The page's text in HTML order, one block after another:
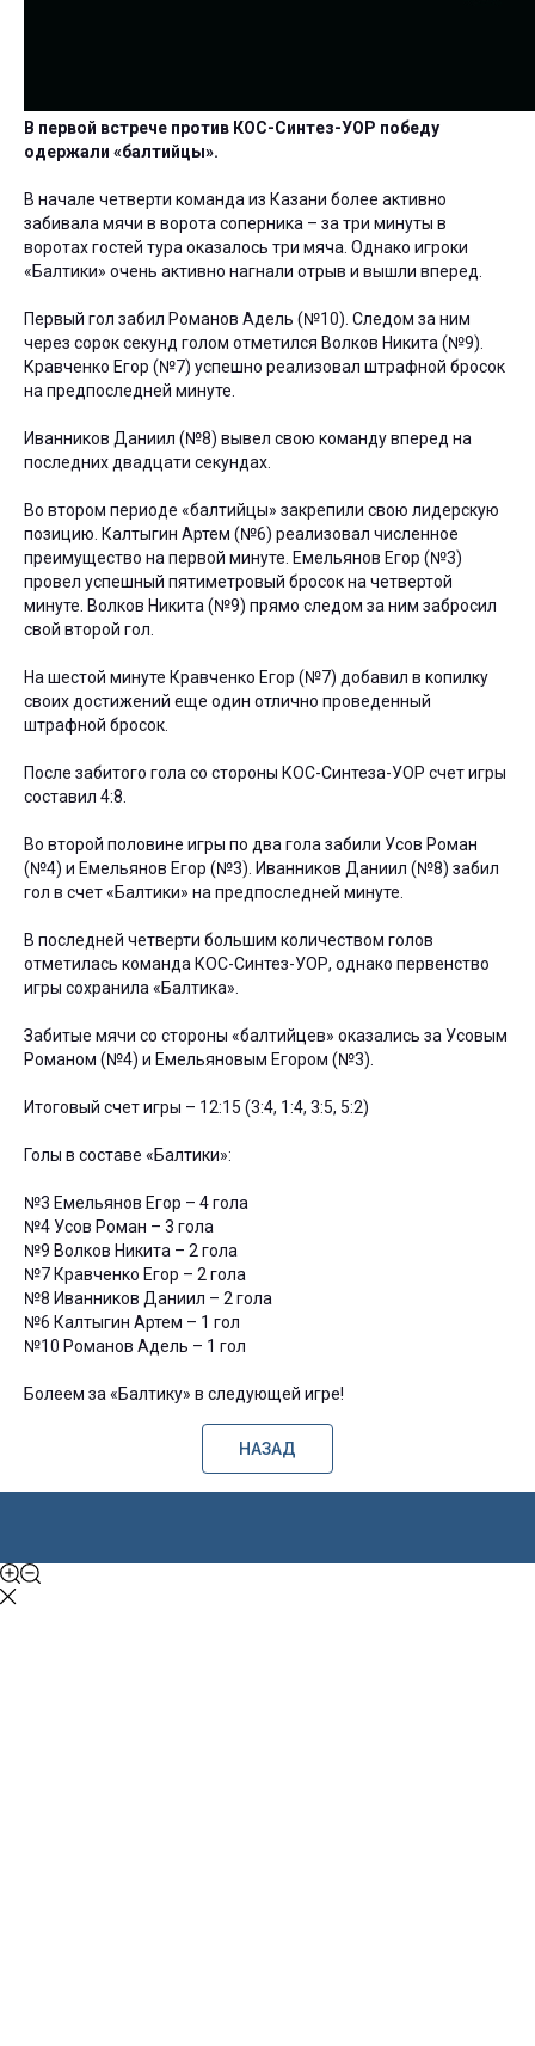
В первой встрече против КОС-Синтез-УОР победу
одержали «балтийцы».
В начале четверти команда из Казани более активно
забивала мячи в ворота соперника – за три минуты в
воротах гостей тура оказалось три мяча. Однако игроки
«Балтики» очень активно нагнали отрыв и вышли вперед.
Первый гол забил Романов Адель (№10). Следом за ним
через сорок секунд голом отметился Волков Никита (№9).
Кравченко Егор (№7) успешно реализовал штрафной бросок
на предпоследней минуте.
Иванников Даниил (№8) вывел свою команду вперед на
последних двадцати секундах.
Во втором периоде «балтийцы» закрепили свою лидерскую
позицию. Калтыгин Артем (№6) реализовал численное
преимущество на первой минуте. Емельянов Егор (№3)
провел успешный пятиметровый бросок на четвертой
минуте. Волков Никита (№9) прямо следом за ним забросил
свой второй гол.
На шестой минуте Кравченко Егор (№7) добавил в копилку
своих достижений еще один отлично проведенный
штрафной бросок.
После забитого гола со стороны КОС-Синтеза-УОР счет игры
составил 4:8.
Во второй половине игры по два гола забили Усов Роман
(№4) и Емельянов Егор (№3). Иванников Даниил (№8) забил
гол в счет «Балтики» на предпоследней минуте.
В последней четверти большим количеством голов
отметилась команда КОС-Синтез-УОР, однако первенство
игры сохранила «Балтика».
Забитые мячи со стороны «балтийцев» оказались за Усовым
Романом (№4) и Емельяновым Егором (№3).
Итоговый счет игры – 12:15 (3:4, 1:4, 3:5, 5:2)
Голы в составе «Балтики»:
№3 Емельянов Егор – 4 гола
№4 Усов Роман – 3 гола
№9 Волков Никита – 2 гола
№7 Кравченко Егор – 2 гола
№8 Иванников Даниил – 2 гола
№6 Калтыгин Артем – 1 гол
№10 Романов Адель – 1 гол
Болеем за «Балтику» в следующей игре!
НАЗАД